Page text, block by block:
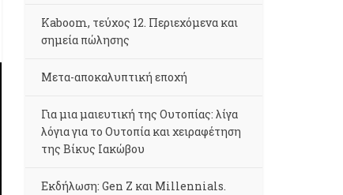
Kaboom, τεύχος 12. Περιεχόμενα και
σημεία πώλησης
Μετα-αποκαλυπτική εποχή
Για μια μαιευτική της Ουτοπίας: λίγα
λόγια για το Ουτοπία και χειραφέτηση
της Βίκυς Ιακώβου
Εκδήλωση: Gen Z και Millennials.